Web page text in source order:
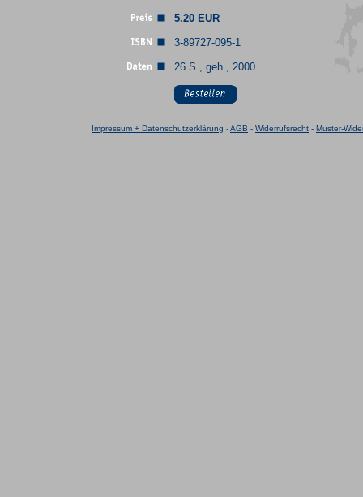
5.20 EUR
3-89727-095-1
26 S., geh., 2000
Impressum + Datenschutzerklärung -AGB - Widerrufsrecht - Muster-